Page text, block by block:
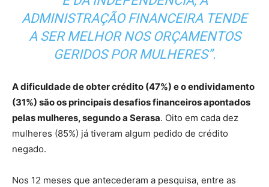
ADMINISTRAÇÃO FINANCEIRA TENDE
A SER MELHOR NOS ORÇAMENTOS
GERIDOS POR MULHERES”.
A dificuldade de obter crédito (47%) e o endividamento
(31%) são os principais desafios financeiros apontados
pelas mulheres, segundo a Serasa. Oito em cada dez
mulheres (85%) já tiveram algum pedido de crédito
negado.
Nos 12 meses que antecederam a pesquisa, entre as